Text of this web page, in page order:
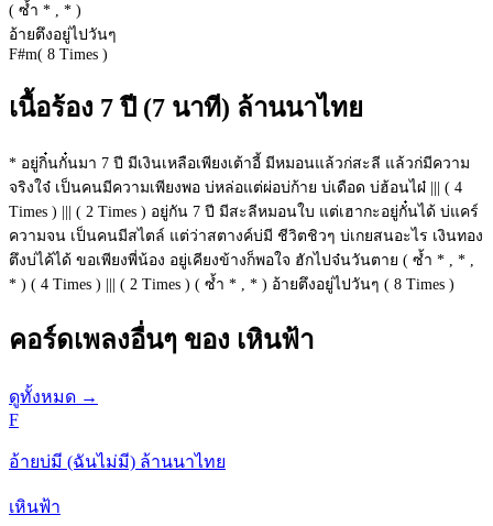
( ซ้ำ * , * )
อ้ายตึงอยู่ไปวันๆ
F#m( 8 Times )
เนื้อร้อง 7 ปี (7 นาที) ล้านนาไทย
* อยู่กิ๋นกั๋นมา 7 ปี มีเงินเหลือเพียงเต้าอี้ มีหมอนแล้วก่สะลี แล้วก่มีความ
จริงใจ๋ เป็นคนมีความเพียงพอ บ่หล่อแต่ผ่อบ่ก้าย บ่เดือด บ่ฮ้อนไผ๋ ||| ( 4
Times ) ||| ( 2 Times ) อยู่กัน 7 ปี มีสะลีหมอนใบ แต่เฮากะอยู่กั๋นได้ บ่แคร์
ความจน เป็นคนมีสไตล์ แต่ว่าสตางค์บ่มี ชีวิตชิวๆ บ่เกยสนอะไร เงินทอง
ตึงบ่ไค้ได้ ขอเพียงพี่น้อง อยู่เคียงข้างก็พอใจ ฮักไปจ๋นวันตาย ( ซ้ำ * , * ,
* ) ( 4 Times ) ||| ( 2 Times ) ( ซ้ำ * , * ) อ้ายตึงอยู่ไปวันๆ ( 8 Times )
คอร์ดเพลงอื่นๆ ของ เหินฟ้า
ดูทั้งหมด →
F
อ้ายบ่มี (ฉันไม่มี) ล้านนาไทย
เหินฟ้า